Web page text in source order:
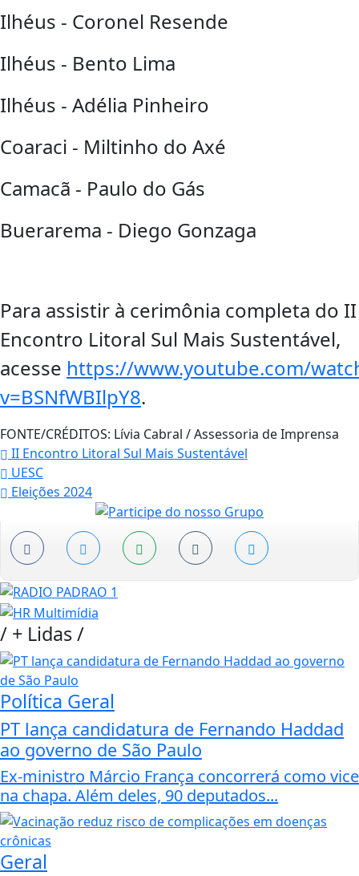
Ilhéus - Coronel Resende
Ilhéus - Bento Lima
Ilhéus - Adélia Pinheiro
Coaraci - Miltinho do Axé
Camacã - Paulo do Gás
Buerarema - Diego Gonzaga
Para assistir à cerimônia completa do II
Encontro Litoral Sul Mais Sustentável,
acesse https://www.youtube.com/
v=BSNfWBIlpY8.
FONTE/CRÉDITOS: Lívia Cabral / Assessoria de Imprensa
II Encontro Litoral Sul Mais Sustentável
UESC
Eleições 2024
/ + Lidas/
Política Geral
PT lança candidatura de Fernando Haddad
ao governo de São Paulo
Ex-ministro Márcio França concorrerá como vice
na chapa. Além deles, 90 deputados...
Geral